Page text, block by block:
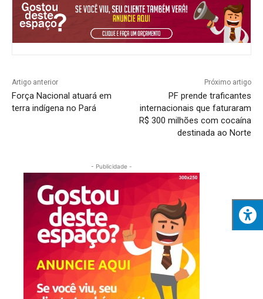
Artigo anterior
Força Nacional atuará em
terra indígena no Pará
Próximo artigo
PF prende traficantes
internacionais que faturaram
R$ 300 milhões com cocaína
destinada ao Norte
- Publicidade -